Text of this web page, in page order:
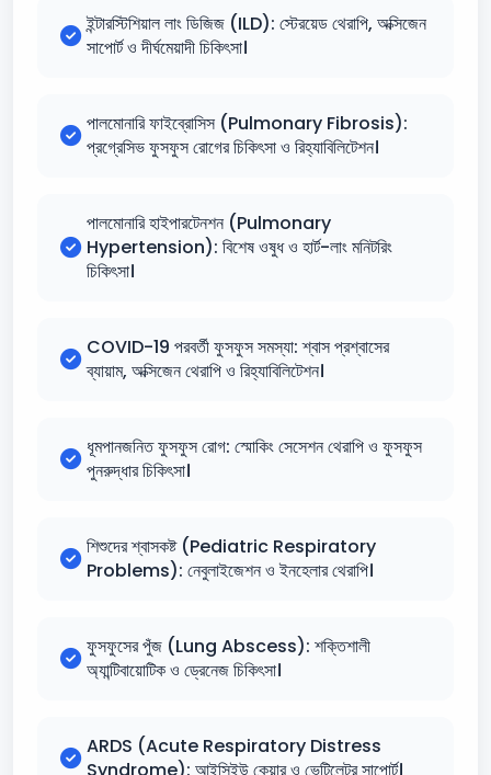
ইন্টারস্টিশিয়াল লাং ডিজিজ (ILD): স্টেরয়েড থেরাপি, অক্সিজেন
সাপোর্ট ও দীর্ঘমেয়াদী চিকিৎসা।
পালমোনারি ফাইব্রোসিস (Pulmonary Fibrosis):
প্রগ্রেসিভ ফুসফুস রোগের চিকিৎসা ও রিহ্যাবিলিটেশন।
পালমোনারি হাইপারটেনশন (Pulmonary
Hypertension): বিশেষ ওষুধ ও হার্ট-লাং মনিটরিং
চিকিৎসা।
COVID-19 পরবর্তী ফুসফুস সমস্যা: শ্বাস প্রশ্বাসের
ব্যায়াম, অক্সিজেন থেরাপি ও রিহ্যাবিলিটেশন।
ধূমপানজনিত ফুসফুস রোগ: স্মোকিং সেসেশন থেরাপি ও ফুসফুস
পুনরুদ্ধার চিকিৎসা।
শিশুদের শ্বাসকষ্ট (Pediatric Respiratory
Problems): নেবুলাইজেশন ও ইনহেলার থেরাপি।
ফুসফুসের পুঁজ (Lung Abscess): শক্তিশালী
অ্যান্টিবায়োটিক ও ড্রেনেজ চিকিৎসা।
ARDS (Acute Respiratory Distress